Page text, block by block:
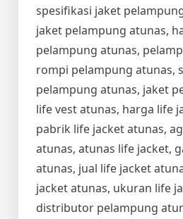
spesifikasi jaket
jaket pelampung atunas,
pelampung atunas,
rompi pelampung atunas,
pelampung atunas, jaket
life vest atunas, harga life
pabrik life jacket atunas,
atunas, atunas life jacket,
atunas, jual life jacket
jacket atunas, ukuran life
distributor pelampung